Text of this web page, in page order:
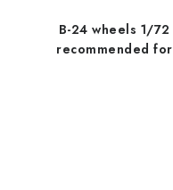
B-24 wheels 1/72
recommended for